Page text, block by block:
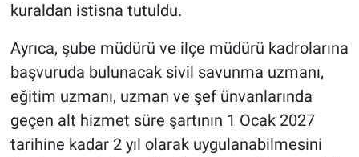
kuraldan istisna tutuldu.
Ayrıca, şube müdürü ve ilçe müdürü kadrolarına
başvuruda bulunacak sivil savunma uzmanı,
eğitim uzmanı, uzman ve şef ünvanlarında
geçen alt hizmet süre şartının 1 Ocak 2027
tarihine kadar 2 yıl olarak uygulanabilmesini